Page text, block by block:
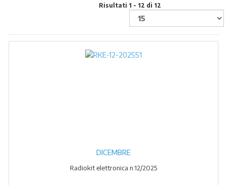
Risultati 1 - 12 di 12
DICEMBRE
Radiokit elettronica n.12/2025